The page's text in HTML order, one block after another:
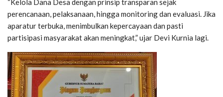
“Kelola Dana Desa dengan prinsip transparan sejak
perencanaan, pelaksanaan, hingga monitoring dan evaluasi. Jika
aparatur terbuka, menimbulkan kepercayaan dan pasti
partisipasi masyarakat akan meningkat,” ujar Devi Kurnia lagi.